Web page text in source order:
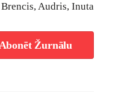
Brencis, Audris, Inuta
Žurnālu